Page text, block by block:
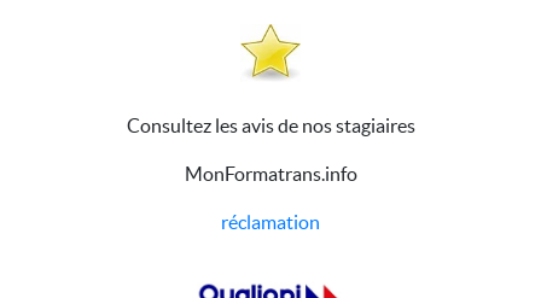
Consultez les avis de nos stagiaires
MonFormatrans.info
réclamation